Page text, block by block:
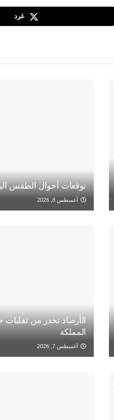
غرد
توقعات أحوال الطقس
أغسطس 8, 2026
الأرصاد تحذر من
المملكة
أغسطس 7, 2026